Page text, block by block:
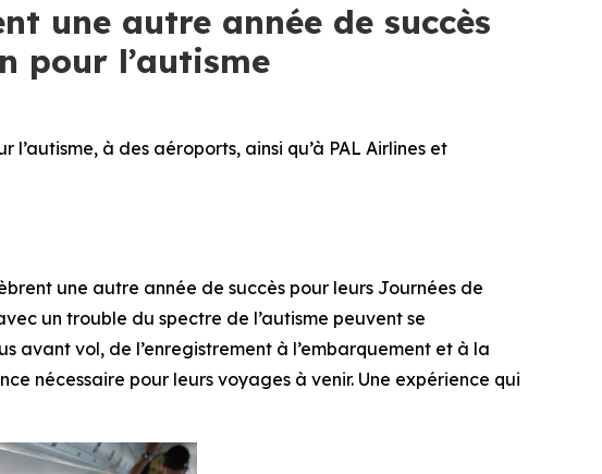
une autre année de succès
pour l’autisme
à des aéroports, ainsi qu’à PAL Airlines et
une autre année de succès pour leurs Journées de
un trouble du spectre de l’autisme peuvent se
avant vol, de l’enregistrement à l’embarquement et à la
nécessaire pour leurs voyages à venir. Une expérience qui